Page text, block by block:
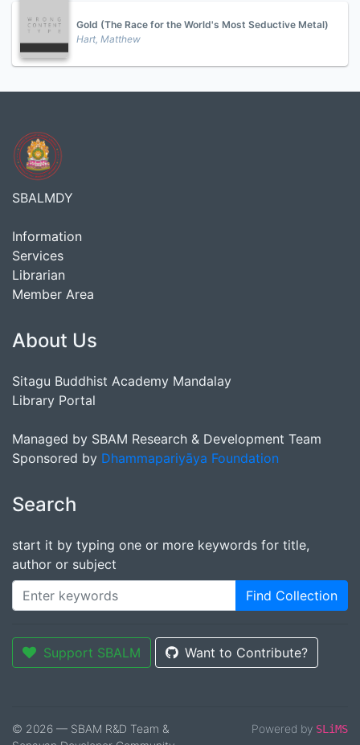
Gold (The Race for the World's Most Seductive Metal)
Hart, Matthew
SBALMDY
Information
Services
Librarian
Member Area
About Us
Sitagu Buddhist Academy Mandalay
Library Portal
Managed by SBAM Research & Development Team
Sponsored by Dhammapariyāya Foundation
Search
start it by typing one or more keywords for title,
author or subject
Find Collection
Support SBALM Want to Contribute?
© 2026 — SBAM R&D Team &
Powered by SLiMS